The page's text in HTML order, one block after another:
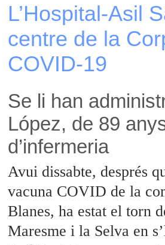
L’Hospital-Asil
centre de la
COVID-19
Se li han
López, de 89
d’infermeria
Avui dissabte, després
vacuna COVID de la
Blanes, ha estat el torn
Maresme i la Selva en